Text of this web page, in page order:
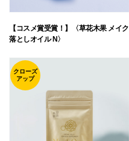
【コスメ賞受賞！】〈草花木果 メイク
落としオイル N〉
クローズ
アップ